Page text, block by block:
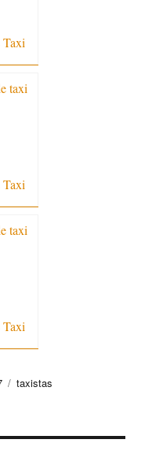
Taxi
Taxi
Taxi
Categorías
taxistas